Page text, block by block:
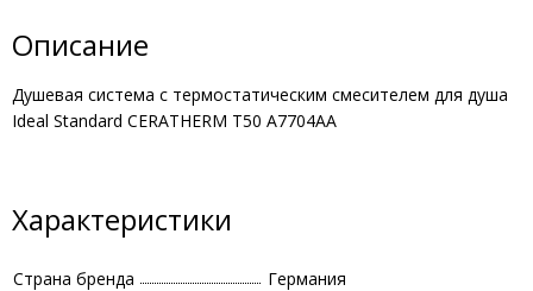
Описание
Душевая система с термостатическим смесителем для душа
Ideal Standard CERATHERM T50 A7704AA
Характеристики
Страна бренда
Германия